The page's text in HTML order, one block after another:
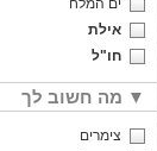
ים המלח
אילת
חו"ל
מה חשוב לך ▼
צימרים